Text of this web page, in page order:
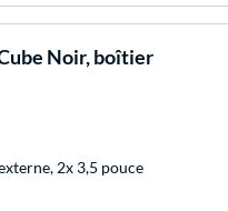
Noir, boîtier
2x 3,5 pouce